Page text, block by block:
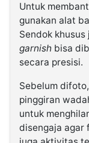
Untuk
gunakan alat
Sendok
garnish bisa
secara presisi.
Sebelum
pinggiran
untuk
disengaja agar